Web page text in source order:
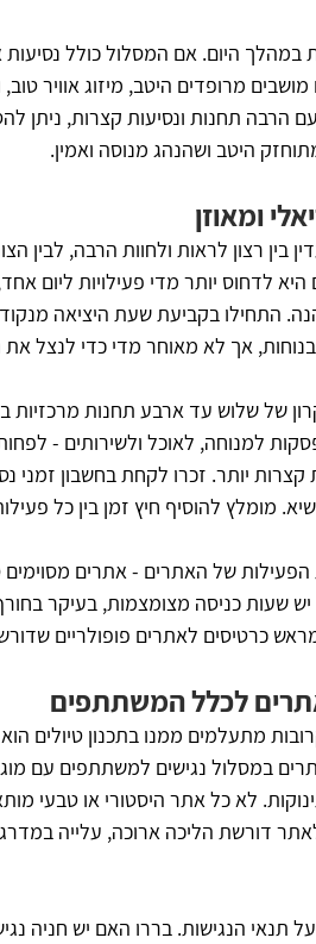
במהלך היום. אם המסלול כולל
מרופדים היטב, מיזוג אוויר
הרבה תחנות ונסיעות קצרות, ניתן
היטב ושהנהג מנוסה ואמין.
ומאוזן
בין רצון לראות ולחוות הרבה, לבין
היא לדחוס יותר מדי פעילויות ליום
התחילו בקביעת שעת היציאה
אך לא מאוחר מדי כדי לנצל את
של שלוש עד ארבע תחנות
למנוחה, לאוכל ולשירותים -
יותר. זכרו לקחת בחשבון זמני
מומלץ להוסיף חיץ זמן בין כל
של האתרים - אתרים מסוימים
שעות כניסה מצומצמות, בעיקר
כרטיסים לאתרים פופולריים
לכלל המשתתפים
מתעלמים ממנו בתכנון טיולים
במסלול נגישים למשתתפים עם
לא כל אתר היסטורי או טבעי
דורשת הליכה ארוכה, עלייה
תנאי הנגישות. בררו האם יש חניה